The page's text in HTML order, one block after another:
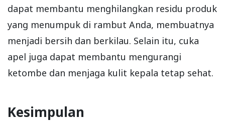
dapat membantu menghilangkan residu produk
yang menumpuk di rambut Anda, membuatnya
menjadi bersih dan berkilau. Selain itu, cuka
apel juga dapat membantu mengurangi
ketombe dan menjaga kulit kepala tetap sehat.
Kesimpulan